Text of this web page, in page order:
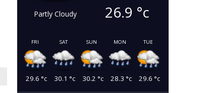
Partly Cloudy 26.9 °c
FRI
29.6 °c
SAT
30.1 °c
SUN
30.2 °c
MON
28.3 °c
TUE
29.6 °c